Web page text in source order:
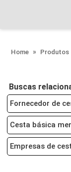
Home Produtos
Buscas
Fornecedor de
Cesta básica
Empresas de